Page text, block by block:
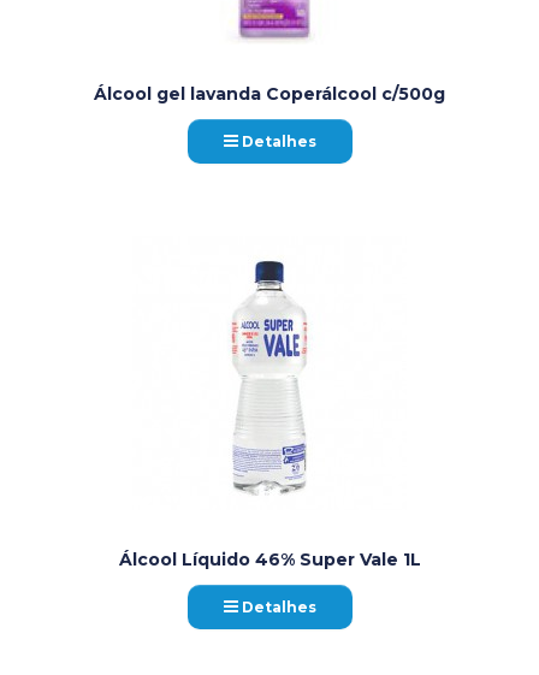
Álcool gel lavanda Coperálcool c/500g
Detalhes
Álcool Líquido 46% Super Vale 1L
Detalhes